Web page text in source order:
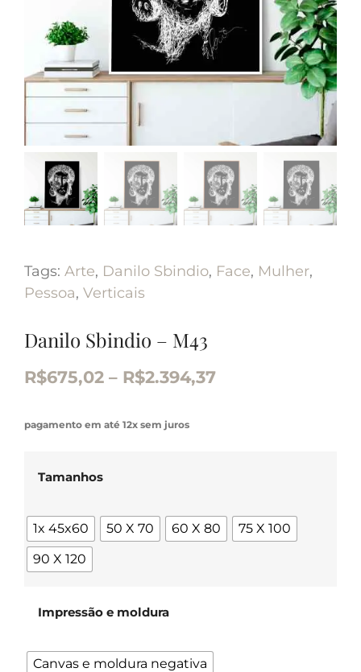
Tags: Arte, Danilo Sbindio, Face, Mulher,
Pessoa, Verticais
Danilo Sbindio – M43
R$675,02 – R$2.394,37
pagamento em até 12x sem juros
Tamanhos
1x 45x60 50 X 70 60 X 80
75 X 100
90 X 120
Impressão e moldura
Canvas e moldura negativa